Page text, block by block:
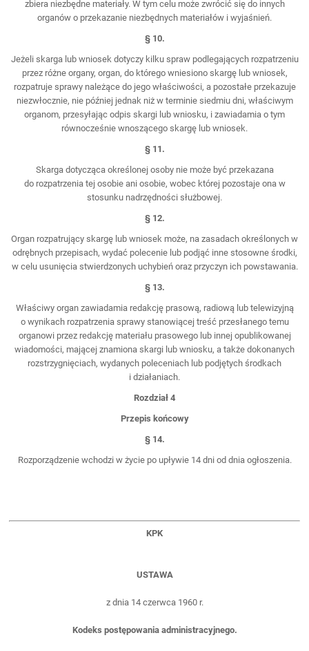
zbiera niezbędne materiały. W tym celu może zwrócić się do innych
organów o przekazanie niezbędnych materiałów i wyjaśnień.
§ 10.
Jeżeli skarga lub wniosek dotyczy kilku spraw podlegających rozpatrzeniu
przez różne organy, organ, do którego wniesiono skargę lub wniosek,
rozpatruje sprawy należące do jego właściwości, a pozostałe przekazuje
niezwłocznie, nie później jednak niż w terminie siedmiu dni, właściwym
organom, przesyłając odpis skargi lub wniosku, i zawiadamia o tym
równocześnie wnoszącego skargę lub wniosek.
§ 11.
Skarga dotycząca określonej osoby nie może być przekazana
do rozpatrzenia tej osobie ani osobie, wobec której pozostaje ona w
stosunku nadrzędności służbowej.
§ 12.
Organ rozpatrujący skargę lub wniosek może, na zasadach określonych w
odrębnych przepisach, wydać polecenie lub podjąć inne stosowne środki,
w celu usunięcia stwierdzonych uchybień oraz przyczyn ich powstawania.
§ 13.
Właściwy organ zawiadamia redakcję prasową, radiową lub telewizyjną
o wynikach rozpatrzenia sprawy stanowiącej treść przesłanego temu
organowi przez redakcję materiału prasowego lub innej opublikowanej
wiadomości, mającej znamiona skargi lub wniosku, a także dokonanych
rozstrzygnięciach, wydanych poleceniach lub podjętych środkach
i działaniach.
Rozdział 4
Przepis końcowy
§ 14.
Rozporządzenie wchodzi w życie po upływie 14 dni od dnia ogłoszenia.
KPK
USTAWA
z dnia 14 czerwca 1960 r.
Kodeks postępowania administracyjnego.